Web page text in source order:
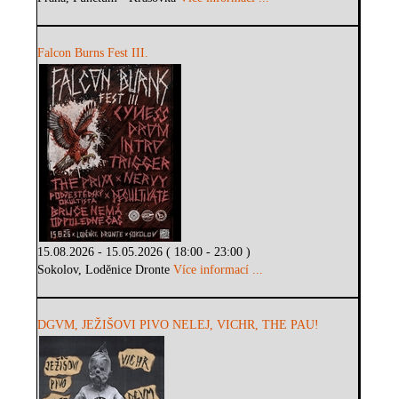
Falcon Burns Fest III.
15.08.2026 - 15.05.2026 ( 18:00 - 23:00 )
Sokolov, Loděnice DronteVíce informací ...
DGVM, JEŽIŠOVI PIVO NELEJ, VICHR, THE PAU!